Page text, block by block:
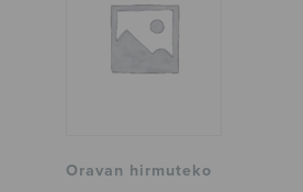
Oravan hirmuteko